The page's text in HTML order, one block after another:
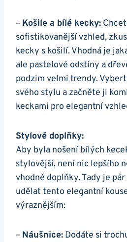
– Košile a bílé kecky:
⁤sofistikovanější vzhled,
kecky s košilí. Vhodná je
ale pastelové odstíny a‌
podzim velmi trendy.
‌svého stylu a začněte ji
keckami⁢ pro elegantní
Stylové doplňky:
Aby byla nošení bílých
‌stylovější, není nic lepšího
vhodné doplňky. Tady je
udělat tento ​elegantní
výraznějším:
– Náušnice: Dodáte si